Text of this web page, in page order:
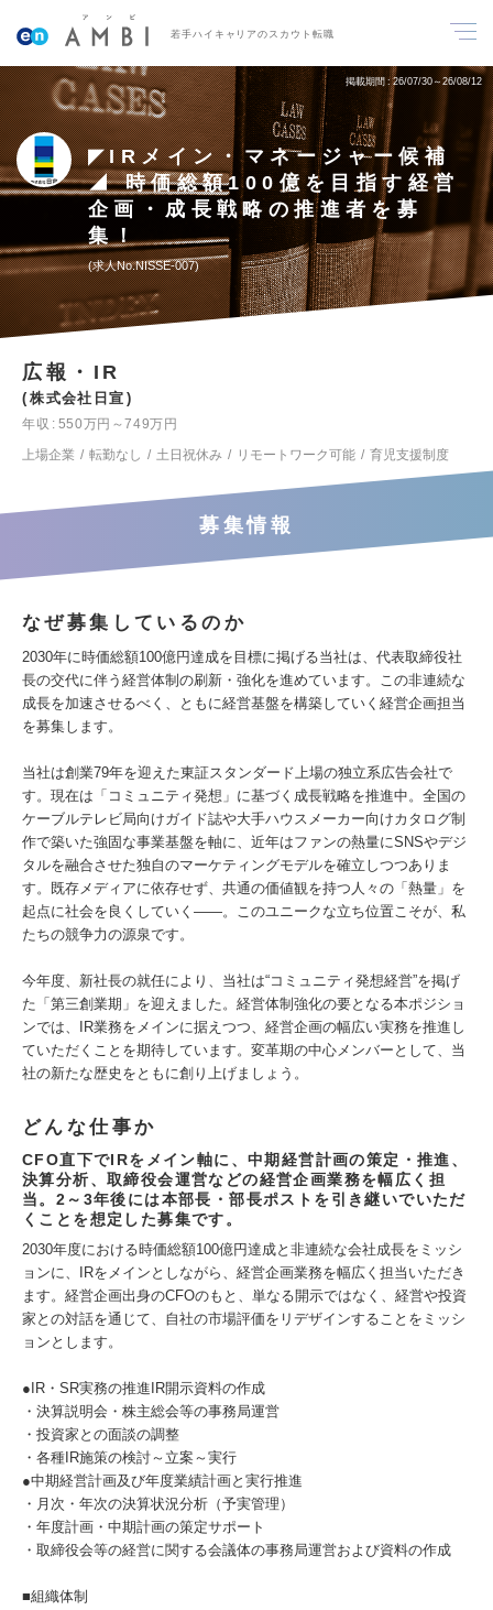
若手ハイキャリアのスカウト転職
掲載期間 26/07/30～26/08/12
◤IRメイン・マネージャー候補
◢ 時価総額100億を目指す経営
企画・成長戦略の推進者を募
集！
求人No.NISSE-007
広報・IR
株式会社日宣
年収
550万円～749万円
上場企業
転勤なし 土日祝休み リモートワーク可能 育児支援制度
募集情報
なぜ募集しているのか
2030年に時価総額100億円達成を目標に掲げる当社は、代表取締役社
長の交代に伴う経営体制の刷新・強化を進めています。この非連続な
成長を加速させるべく、ともに経営基盤を構築していく経営企画担当
を募集します。
当社は創業79年を迎えた東証スタンダード上場の独立系広告会社で
す。現在は「コミュニティ発想」に基づく成長戦略を推進中。全国の
ケーブルテレビ局向けガイド誌や大手ハウスメーカー向けカタログ制
作で築いた強固な事業基盤を軸に、近年はファンの熱量にSNSやデジ
タルを融合させた独自のマーケティングモデルを確立しつつありま
す。既存メディアに依存せず、共通の価値観を持つ人々の「熱量」を
起点に社会を良くしていく――。このユニークな立ち位置こそが、私
たちの競争力の源泉です。
今年度、新社長の就任により、当社は“コミュニティ発想経営”を掲げ
た「第三創業期」を迎えました。経営体制強化の要となる本ポジショ
ンでは、IR業務をメインに据えつつ、経営企画の幅広い実務を推進し
ていただくことを期待しています。変革期の中心メンバーとして、当
社の新たな歴史をともに創り上げましょう。
どんな仕事か
CFO直下でIRをメイン軸に、中期経営計画の策定・推進、
決算分析、取締役会運営などの経営企画業務を幅広く担
当。2～3年後には本部長・部長ポストを引き継いでいただ
くことを想定した募集です。
2030年度における時価総額100億円達成と非連続な会社成長をミッシ
ョンに、IRをメインとしながら、経営企画業務を幅広く担当いただき
ます。経営企画出身のCFOのもと、単なる開示ではなく、経営や投資
家との対話を通じて、自社の市場評価をリデザインすることをミッシ
ョンとします。
●IR・SR実務の推進IR開示資料の作成
・決算説明会・株主総会等の事務局運営
・投資家との面談の調整
・各種IR施策の検討～立案～実行
●中期経営計画及び年度業績計画と実行推進
・月次・年次の決算状況分析（予実管理）
・年度計画・中期計画の策定サポート
・取締役会等の経営に関する会議体の事務局運営および資料の作成
■組織体制